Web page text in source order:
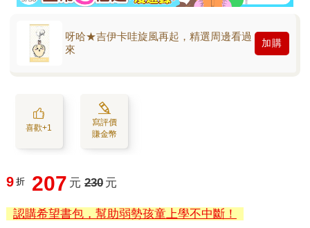
呀哈★吉伊卡哇旋風再起，精選周邊看過
來
加購
喜歡+1
寫評價
賺金幣
9 折 207 元 230 元
認購希望書包，幫助弱勢孩童上學不中斷！